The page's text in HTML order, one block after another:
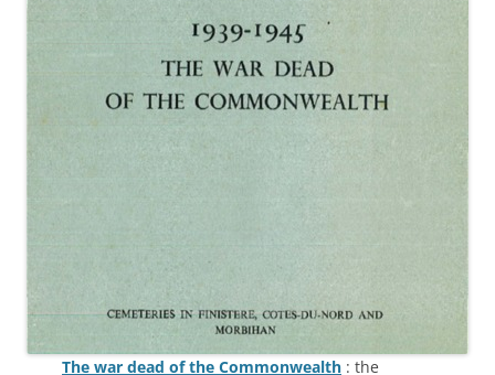
The war dead of the Commonwealth : the